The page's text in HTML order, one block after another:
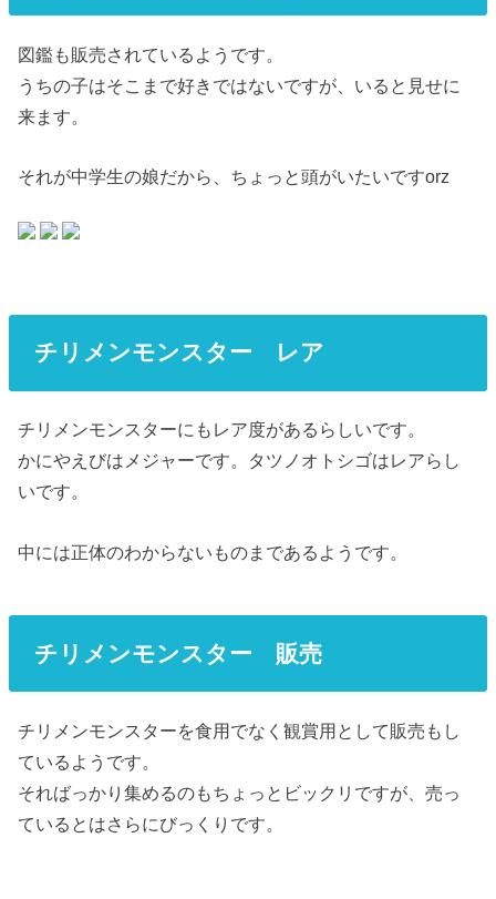
図鑑も販売されているようです。
うちの子はそこまで好きではないですが、いると見せに
来ます。
それが中学生の娘だから、ちょっと頭がいたいですorz
チリメンモンスター レア
チリメンモンスターにもレア度があるらしいです。
かにやえびはメジャーです。タツノオトシゴはレアらし
いです。
中には正体のわからないものまであるようです。
チリメンモンスター 販売
チリメンモンスターを食用でなく観賞用として販売もし
ているようです。
そればっかり集めるのもちょっとビックリですが、売っ
ているとはさらにびっくりです。